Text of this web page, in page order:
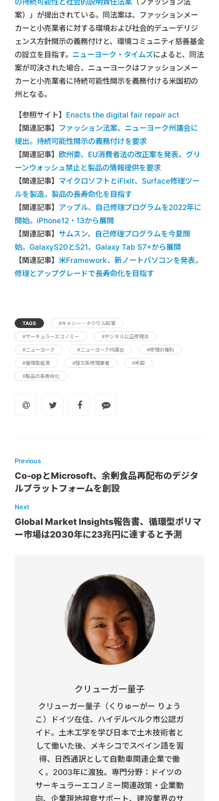
案）」が提出されている。同法案は、ファッションメー
カーと小売業者に対する環境および社会的デューデリジ
ェンス方針開示の義務付けと、環境コミュニティ慈善基金
の設立を目指す。 ニューヨーク・タイムズによると、同法
案が可決された場合、ニューヨークはファッションメー
カーと小売業者に持続可能性開示を義務付ける米国初の
州となる。
【参照サイト】 Enacts the digital fair repair act
【関連記事】
ファッション法案、ニューヨーク州議会に
提出。持続可能性開示の義務付けを要求
【関連記事】 欧州委、EU消費者法の改正案を発表。グリ
ーンウォッシュ禁止と製品の情報提供を要求
【関連記事】 マイクロソフトとiFixit、Surface修理ツー
ルを製造。製品の長寿命化を目指す
【関連記事】 アップル、自己修理プログラムを2022年に
開始。iPhone12・13から展開
【関連記事】 サムスン、自己修理プログラムを今夏開
始。GalaxyS20とS21、Galaxy Tab S7+から展開
【関連記事】 米Framework、新ノートパソコンを発表。
修理とアップグレードで長寿命化を目指す
TAGS #キャシー・ホクウル知事
#サーキュラーエコノミー #デジタル公正修理法
#二ューヨーク #二ューヨーク州議会 #修理の権利
#循環型経済 #独立系修理業者 #米国
#製品の長寿命化
Previous
Co-opとMicrosoft、余剰食品再配布のデジタ
ルプラットフォームを創設
Next
Global Market Insights報告書、循環型ポリマ
ー市場は2030年に23兆円に達すると予測
クリューガー量子
クリューガー量子（くりゅーがー りょう
こ）ドイツ在住、ハイデルベルク市公認ガ
イド。土木工学を学び日本で土木技術者と
して働いた後、メキシコでスペイン語を習
得、日西通訳として自動車関連企業で働
く。2003年に渡独。専門分野：ドイツの
サーキュラーエコノミー関連政策・企業動
向、企業現地視察サポート、建設業界のサ